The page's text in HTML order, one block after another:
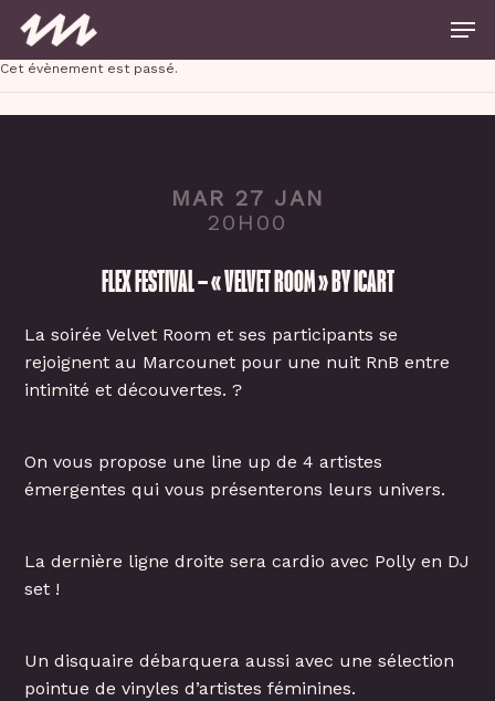
main
content
Cet évènement est passé.
MAR 27 JAN
20H00
FLEX FESTIVAL – « VELVET ROOM » BY ICART
La soirée Velvet Room et ses participants se
rejoignent au Marcounet pour une nuit RnB entre
intimité et découvertes. ?
On vous propose une line up de 4 artistes
émergentes qui vous présenterons leurs univers.
La dernière ligne droite sera cardio avec Polly en DJ
set !
Un disquaire débarquera aussi avec une sélection
pointue de vinyles d’artistes féminines.
Close